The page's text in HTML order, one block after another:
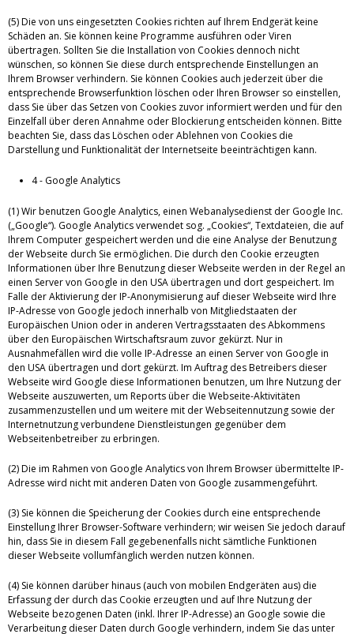
(5) Die von uns eingesetzten Cookies richten auf Ihrem Endgerät keine
Schäden an. Sie können keine Programme ausführen oder Viren
übertragen. Sollten Sie die Installation von Cookies dennoch nicht
wünschen, so können Sie diese durch entsprechende Einstellungen an
Ihrem Browser verhindern. Sie können Cookies auch jederzeit über die
entsprechende Browserfunktion löschen oder Ihren Browser so einstellen,
dass Sie über das Setzen von Cookies zuvor informiert werden und für den
Einzelfall über deren Annahme oder Blockierung entscheiden können. Bitte
beachten Sie, dass das Löschen oder Ablehnen von Cookies die
Darstellung und Funktionalität der Internetseite beeinträchtigen kann.
4 - Google Analytics
(1) Wir benutzen Google Analytics, einen Webanalysedienst der Google Inc.
(„Google“). Google Analytics verwendet sog. „Cookies“, Textdateien, die auf
Ihrem Computer gespeichert werden und die eine Analyse der Benutzung
der Webseite durch Sie ermöglichen. Die durch den Cookie erzeugten
Informationen über Ihre Benutzung dieser Webseite werden in der Regel an
einen Server von Google in den USA übertragen und dort gespeichert. Im
Falle der Aktivierung der IP-Anonymisierung auf dieser Webseite wird Ihre
IP-Adresse von Google jedoch innerhalb von Mitgliedstaaten der
Europäischen Union oder in anderen Vertragsstaaten des Abkommens
über den Europäischen Wirtschaftsraum zuvor gekürzt. Nur in
Ausnahmefällen wird die volle IP-Adresse an einen Server von Google in
den USA übertragen und dort gekürzt. Im Auftrag des Betreibers dieser
Webseite wird Google diese Informationen benutzen, um Ihre Nutzung der
Webseite auszuwerten, um Reports über die Webseite-Aktivitäten
zusammenzustellen und um weitere mit der Webseitennutzung sowie der
Internetnutzung verbundene Dienstleistungen gegenüber dem
Webseitenbetreiber zu erbringen.
(2) Die im Rahmen von Google Analytics von Ihrem Browser übermittelte IP-
Adresse wird nicht mit anderen Daten von Google zusammengeführt.
(3) Sie können die Speicherung der Cookies durch eine entsprechende
Einstellung Ihrer Browser-Software verhindern; wir weisen Sie jedoch darauf
hin, dass Sie in diesem Fall gegebenenfalls nicht sämtliche Funktionen
dieser Webseite vollumfänglich werden nutzen können.
(4) Sie können darüber hinaus (auch von mobilen Endgeräten aus) die
Erfassung der durch das Cookie erzeugten und auf Ihre Nutzung der
Webseite bezogenen Daten (inkl. Ihrer IP-Adresse) an Google sowie die
Verarbeitung dieser Daten durch Google verhindern, indem Sie das unter